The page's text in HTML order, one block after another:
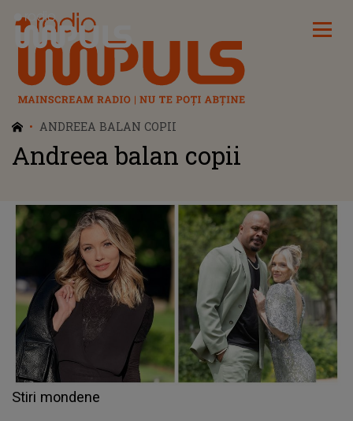
Radio Impuls
ANDREEA BALAN COPII
Andreea balan copii
Stiri mondene